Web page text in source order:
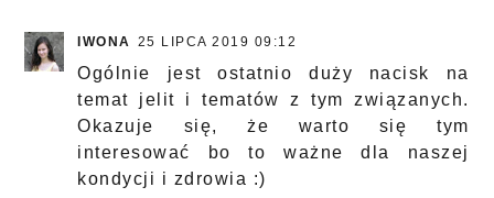
IWONA 25 LIPCA 2019 09:12
Ogólnie jest ostatnio duży nacisk na
temat jelit i tematów z tym związanych.
Okazuje się, że warto się tym
interesować bo to ważne dla naszej
kondycji i zdrowia :)